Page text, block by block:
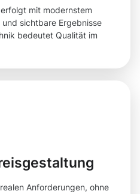
mit modernstem
sichtbare Ergebnisse
bedeutet Qualität im
Anforderungen, ohne